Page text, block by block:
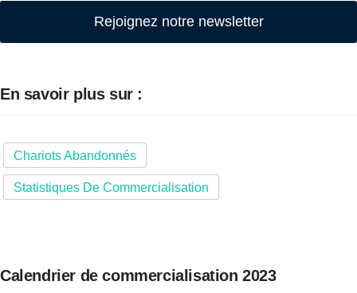
Rejoignez notre newsletter
En savoir plus sur :
Chariots Abandonnés
Statistiques De Commercialisation
Calendrier de commercialisation 2023